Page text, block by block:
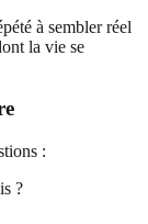
à sembler réel
la vie se
:
?